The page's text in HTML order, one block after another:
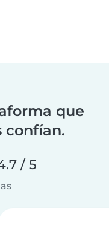
que
confían.
/ 5